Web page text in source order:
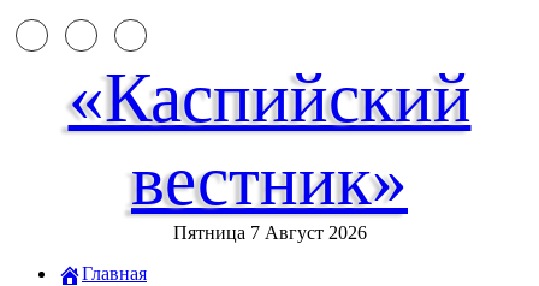
«Каспийский
вестник»
Пятница 7 Август 2026
Главная